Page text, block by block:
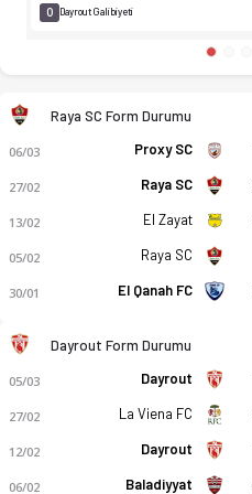
0 Dayrout Galibiyeti
Raya SC Form Durumu
06/03 Proxy SC
27/02 Raya SC
13/02 El Zayat
05/02 Raya SC
30/01 El Qanah FC
Dayrout Form Durumu
05/03 Dayrout
27/02 La Viena FC
12/02 Dayrout
06/02 Baladiyyat